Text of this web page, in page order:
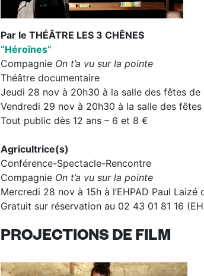
Par le THÉÂTRE LES 3 CHÊNES
“Héroïnes”
Compagnie On t’a vu sur la pointe
Théâtre documentaire
Jeudi 28 nov à 20h30 à la salle des fêtes de
Vendredi 29 nov à 20h30 à la salle des
Tout public dès 12 ans – 6 et 8 €
Agricultrice(s)
Conférence-Spectacle-Rencontre
Compagnie On t’a vu sur la pointe
Mercredi 28 nov à 15h à l’EHPAD Paul Laizé
Gratuit sur réservation au 02 43 01 81 16
PROJECTIONS DE FILM